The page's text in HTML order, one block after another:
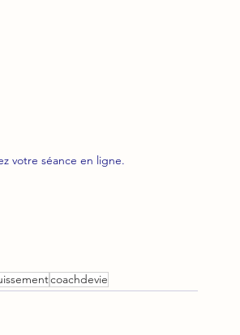
votre séance en ligne.
coachdevie